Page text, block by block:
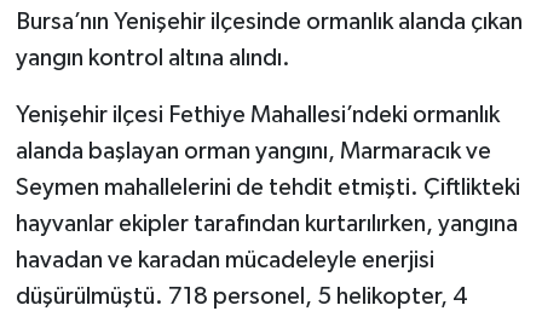
Bursa’nın Yenişehir ilçesinde ormanlık alanda çıkan
yangın kontrol altına alındı.
Yenişehir ilçesi Fethiye Mahallesi’ndeki ormanlık
alanda başlayan orman yangını, Marmaracık ve
Seymen mahallelerini de tehdit etmişti. Çiftlikteki
hayvanlar ekipler tarafından kurtarılırken, yangına
havadan ve karadan mücadeleyle enerjisi
düşürülmüştü. 718 personel, 5 helikopter, 4